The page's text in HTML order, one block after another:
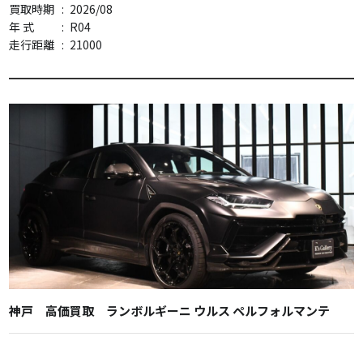
買取時期 : 2026/08
年 式
: R04
走行距離 : 21000
神戸 高価買取 ランボルギーニ ウルス ペルフォルマンテ